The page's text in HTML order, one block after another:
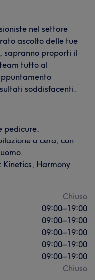
nel settore
ascolto delle tue
sapranno proporti il
tutto al
soddisfacenti.
pedicure.
a cera, con
Harmony
Chiuso
09:00–19:00
09:00–19:00
09:00–19:00
09:00–19:00
09:00–19:00
Chiuso